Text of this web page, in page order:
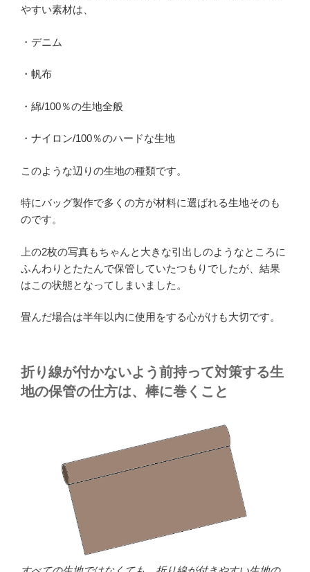
やすい素材は、
・デニム
・帆布
・綿/100％の生地全般
・ナイロン/100％のハードな生地
このような辺りの生地の種類です。
特にバッグ製作で多くの方が材料に選ばれる生地そのも
のです。
上の2枚の写真もちゃんと大きな引出しのようなところに
ふんわりとたたんで保管していたつもりでしたが、結果
はこの状態となってしまいました。
畳んだ場合は半年以内に使用をする心がけも大切です。
折り線が付かないよう前持って対策する生
地の保管の仕方は、棒に巻くこと